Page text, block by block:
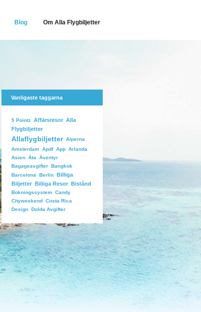
Blog Om Alla Flygbiljetter
Vanligaste taggarna
5 Pointz Affärsresor Alla
Flygbiljetter
Allaflygbiljetter Alperna
Amsterdam Apdf App Arlanda
Asien Äta
Äventyr
Bagageavgifter Bangkok
Barcelona
Berlin Billiga
Biljetter Billiga Resor Bistånd
Bokningssystem Candy
Cityweekend Costa Rica
Design Dolda Avgifter